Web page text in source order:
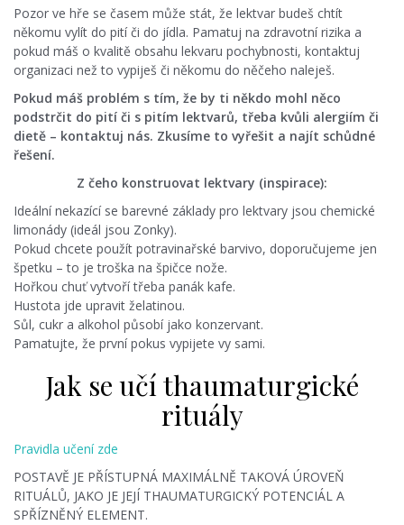
Pozor ve hře se časem může stát, že lektvar budeš chtít
někomu vylít do pití či do jídla. Pamatuj na zdravotní rizika a
pokud máš o kvalitě obsahu lekvaru pochybnosti, kontaktuj
organizaci než to vypiješ či někomu do něčeho naleješ.
Pokud máš problém s tím, že by ti někdo mohl něco
podstrčit do pití či s pitím lektvarů, třeba kvůli alergiím či
dietě – kontaktuj nás. Zkusíme to vyřešit a najít schůdné
řešení.
Z čeho konstruovat lektvary (inspirace):
Ideální nekazící se barevné základy pro lektvary jsou chemické
limonády (ideál jsou Zonky).
Pokud chcete použít potravinařské barvivo, doporučujeme jen
špetku – to je troška na špičce nože.
Hořkou chuť vytvoří třeba panák kafe.
Hustota jde upravit želatinou.
Sůl, cukr a alkohol působí jako konzervant.
Pamatujte, že první pokus vypijete vy sami.
Jak se učí thaumaturgické
rituály
Pravidla učení zde
POSTAVĚ JE PŘÍSTUPNÁ MAXIMÁLNĚ TAKOVÁ ÚROVEŇ
RITUÁLŮ, JAKO JE JEJÍ THAUMATURGICKÝ POTENCIÁL A
SPŘÍZNĚNÝ ELEMENT.